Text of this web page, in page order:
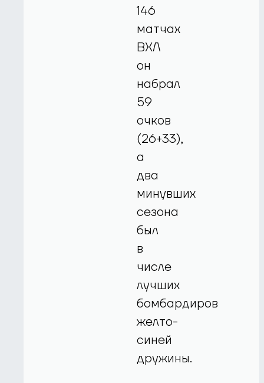
146
матчах
ВХЛ
он
набрал
59
очков
(26+33),
а
два
минувших
сезона
был
в
числе
лучших
бомбардиров
желто-
синей
дружины.